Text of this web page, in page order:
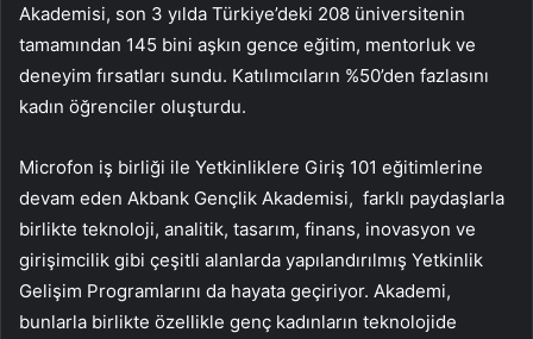
Akademisi, son 3 yılda Türkiye’deki 208 üniversitenin
tamamından 145 bini aşkın gence eğitim, mentorluk ve
deneyim fırsatları sundu. Katılımcıların %50’den fazlasını
kadın öğrenciler oluşturdu.
Microfon iş birliği ile Yetkinliklere Giriş 101 eğitimlerine
devam eden Akbank Gençlik Akademisi, farklı paydaşlarla
birlikte teknoloji, analitik, tasarım, finans, inovasyon ve
girişimcilik gibi çeşitli alanlarda yapılandırılmış Yetkinlik
Gelişim Programlarını da hayata geçiriyor. Akademi,
bunlarla birlikte özellikle genç kadınların teknolojide